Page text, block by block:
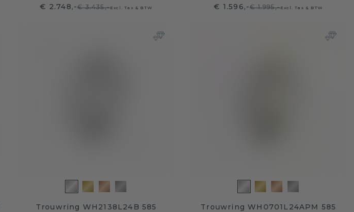
€ 2.748,-€ 3.435,-Excl. Tax & BTW € 1.596,-€ 1.995,-Excl. Tax & BTW
Trouwring WH2138L24B 585
Trouwring WH0701L24APM 585